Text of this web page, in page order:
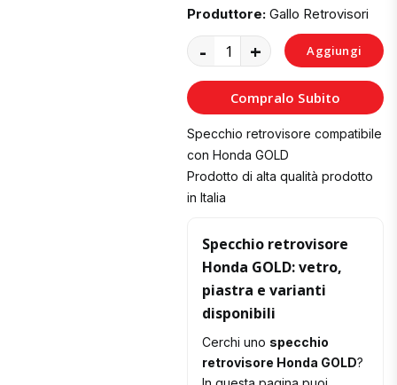
Produttore: Gallo Retrovisori
- + Aggiungi
al
Carrello
Compralo Subito
Specchio retrovisore compatibile
con Honda GOLD
Prodotto di alta qualità prodotto
in Italia
Specchio retrovisore
Honda GOLD: vetro,
piastra e varianti
disponibili
Cerchi uno specchio
retrovisore Honda GOLD?